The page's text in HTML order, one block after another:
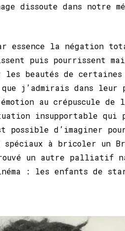
dissoute dans notre
essence la négation
puis pourrissent
les beautés de certaines
que j’admirais dans
au crépuscule
insupportable qui
possible d’imaginer
spéciaux à bricoler un
un autre palliatif
: les enfants de